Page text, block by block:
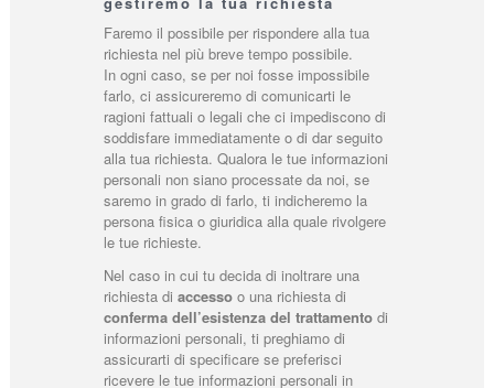
Faremo il possibile per rispondere alla tua
richiesta nel più breve tempo possibile.
In ogni caso, se per noi fosse impossibile
farlo, ci assicureremo di comunicarti le
ragioni fattuali o legali che ci impediscono di
soddisfare immediatamente o di dar seguito
alla tua richiesta. Qualora le tue informazioni
personali non siano processate da noi, se
saremo in grado di farlo, ti indicheremo la
persona fisica o giuridica alla quale rivolgere
le tue richieste.
Nel caso in cui tu decida di inoltrare una
richiesta di accesso o una richiesta di
conferma dell’esistenza del trattamento di
informazioni personali, ti preghiamo di
assicurarti di specificare se preferisci
ricevere le tue informazioni personali in